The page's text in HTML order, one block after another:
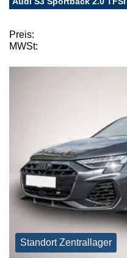
Preis:
MWSt:
Standort Zentrallager